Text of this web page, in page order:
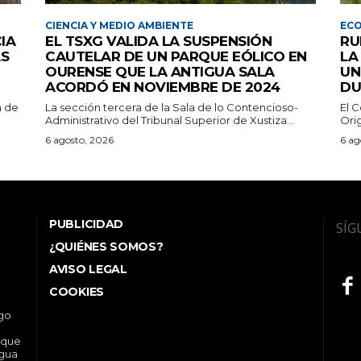
de
CIENCIA Y MEDIO AMBIENTE
EL TSXG VALIDA LA SUSPENSIÓN
CAUTELAR DE UN PARQUE EÓLICO EN
OURENSE QUE LA ANTIGUA SALA
ACORDÓ EN NOVIEMBRE DE 2024
La sección tercera de la Sala de lo Contencioso-
Administrativo del Tribunal Superior de Xustiza...
6 agosto, 2026
LA
El
6
PUBLICIDAD
¿QUIÉNES SOMOS?
AVISO LEGAL
COOKIES